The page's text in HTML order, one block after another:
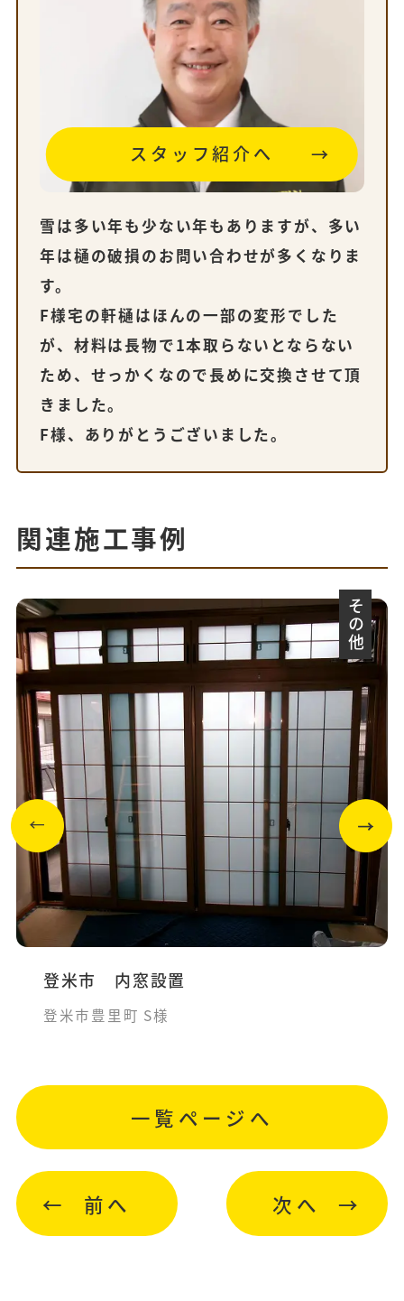
スタッフ紹介へ
雪は多い年も少ない年もありますが、多い
年は樋の破損のお問い合わせが多くなりま
す。
F様宅の軒樋はほんの一部の変形でした
が、材料は長物で1本取らないとならない
ため、せっかくなので長めに交換させて頂
きました。
F様、ありがとうございました。
関連施工事例
その他
登米市 内窓設置
登米市豊里町 S様
前へ
一覧ページへ
次へ